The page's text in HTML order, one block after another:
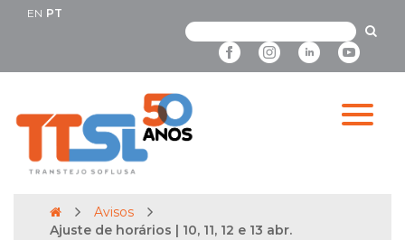
EN PT
Avisos
Ajuste de horários | 10, 11, 12 e 13 abr.